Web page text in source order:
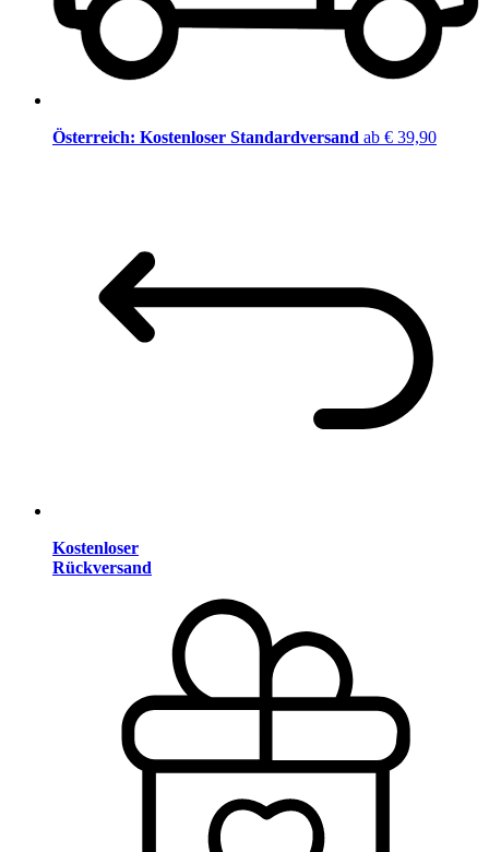
Österreich: Kostenloser Standardversand ab € 39,90
Kostenloser
Rückversand